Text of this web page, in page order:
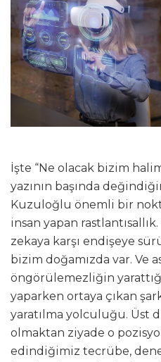
İşte “Ne olacak bizim
yazının başında
Kuzuloğlu önemli bir
insan yapan
zekaya karşı endişeye
bizim doğamızda var. Ve
öngörülemezliğin
yaparken ortaya çıkan
yaratılma yolculuğu. Üst
olmaktan ziyade o
edindiğimiz tecrübe,